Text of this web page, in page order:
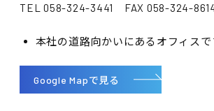
TEL 058-324-3441 FAX 058-324-
本社の道路向かいにあるオフィスで
Google Mapで見る